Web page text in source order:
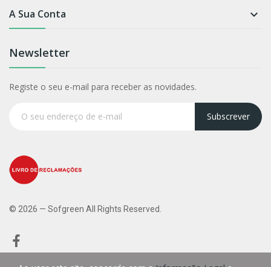
A Sua Conta 
Newsletter
Registe o seu e-mail para receber as novidades.
Subscrever
© 2026 — Sofgreen All Rights Reserved.